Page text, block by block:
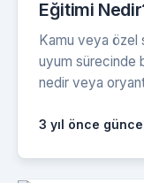
Eğitimi
Kamu veya özel
uyum sürecinde
nedir veya
3 yıl önce